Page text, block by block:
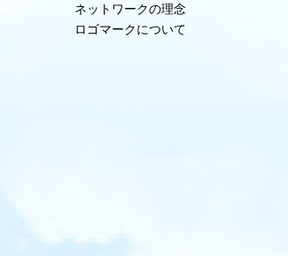
ネットワークの理念
ロゴマークについて